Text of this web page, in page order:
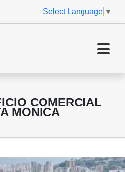
Select Language ▼
COMERCIAL
MONICA